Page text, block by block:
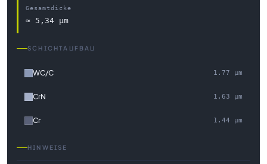
Gesamtdicke
≈ 5,34 µm
SCHICHTAUFBAU
WC/C 1.77 µm
CrN 1.63 µm
Cr 1.44 µm
HINWEISE